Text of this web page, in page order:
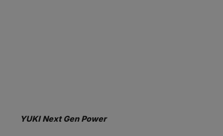
YUKI Next Gen Power